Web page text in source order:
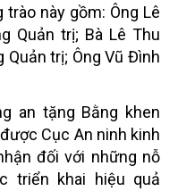
này gồm: Ông Lê
Quản trị; Bà Lê Thu
trị; Ông Vũ Đình
an tặng Bằng khen
Cục An ninh kinh
đối với những nỗ
triển khai hiệu quả